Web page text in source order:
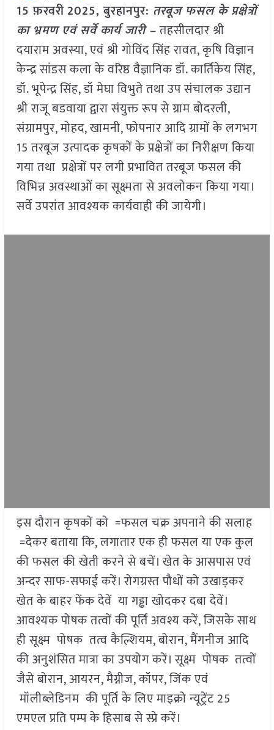
15 फ़रवरी2025,बुरहानपुर: तरबूज फसल के प्रक्षेत्रों
का भ्रमण एवं सर्वे कार्य जारी –तहसीलदार श्री
दयाराम अवस्या, एवं श्री गोविंद सिंह रावत, कृषि विज्ञान
केन्द्र सांडस कला के वरिष्ठ वैज्ञानिक डॉ. कार्तिकेय सिंह,
डॉ. भूपेन्द्र सिंह, डॉ मेघा विभुते तथा उप संचालक उद्यान
श्री राजू बडवाया द्वारा संयुक्त रूप से ग्राम बोदरली,
संग्रामपुर, मोहद, खामनी, फोपनार आदि ग्रामों के लगभग
15 तरबूज उत्पादक कृषकों के प्रक्षेत्रों का निरीक्षण किया
गया तथा प्रक्षेत्रों पर लगी प्रभावित तरबूज फसल की
विभिन्न अवस्थाओं का सूक्ष्मता से अवलोकन किया गया।
सर्वे उपरांत आवश्यक कार्यवाही की जायेगी।
इस दौरान कृषकों को =फसल चक्र अपनाने की सलाह
=देकर बताया कि, लगातार एक ही फसल या एक कुल
की फसल की खेती करने से बचें। खेत के आसपास एवं
अन्दर साफ-सफाई करें। रोगग्रस्त पौधों को उखाड़कर
खेत के बाहर फेंक देवें या गड्ढा खोदकर दबा देवें।
आवश्यक पोषक तत्वों की पूर्ति अवश्य करें, जिसके साथ
ही सूक्ष्म पोषक तत्व कैल्शियम, बोरान, मैंगनीज आदि
की अनुशंसित मात्रा का उपयोग करें। सूक्ष्म पोषक तत्वों
जैसे बोरान, आयरन, मैग्नीज, कॉपर, जिंक एवं
मॉलीब्लेडिनम की पूर्ति के लिए माइक्रो न्यूट्रेंट 25
एमएल प्रति पम्प के हिसाब से स्प्रे करें।